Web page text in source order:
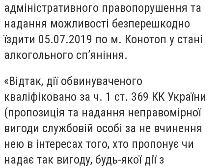
адміністративного правопорушення та
надання можливості безперешкодно
їздити 05.07.2019 по м. Конотоп у стані
алкогольного сп’яніння.
«Відтак, дії обвинуваченого
кваліфіковано за ч. 1 ст. 369 КК України
(пропозиція та надання неправомірної
вигоди службовій особі за не вчинення
нею в інтересах того, хто пропонує чи
надає так вигоду, будь-якої дії з